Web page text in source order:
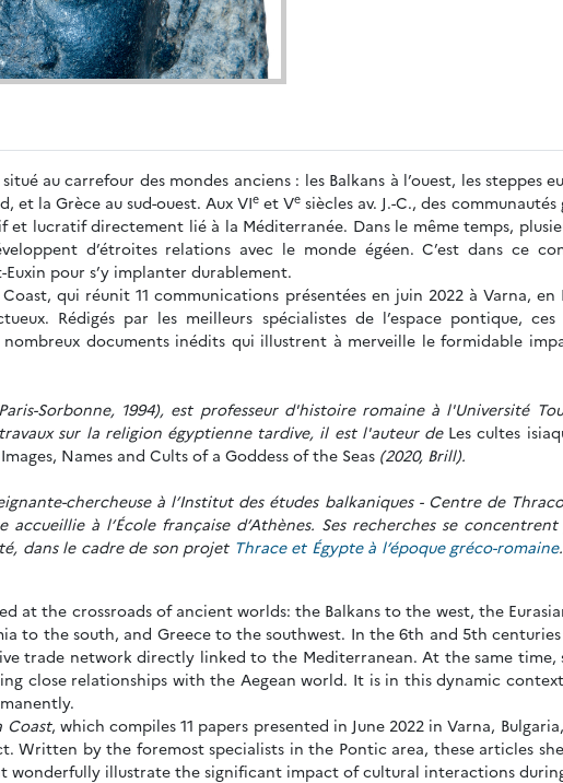
au carrefour des mondes anciens : les Balkans à l’ouest, les steppes
et la Grèce au sud-ouest. Aux VIe et Ve siècles av. J.-C., des
et lucratif directement lié à la Méditerranée. Dans le même temps,
d’étroites relations avec le monde égéen. C’est dans ce
pour s’y implanter durablement.
qui réunit 11 communications présentées en juin 2022 à Varna,
Rédigés par les meilleurs spécialistes de l’espace pontique,
documents inédits qui illustrent à merveille le formidable
Sorbonne, 1994), est professeur d'histoire romaine à l'Université
sur la religion égyptienne tardive, il est l'auteur de Les cultes
Names and Cults of a Goddess of the Seas (2020, Brill).
chercheuse à l’Institut des études balkaniques - Centre de
accueillie à l’École française d’Athènes. Ses recherches se
dans le cadre de son projet Thrace et Égypte à l’époque gréco-romaine
at the crossroads of ancient worlds: the Balkans to the west, the
to the south, and Greece to the southwest. In the 6th and 5th
trade network directly linked to the Mediterranean. At the same time,
close relationships with the Aegean world. It is in this dynamic
Coast, which compiles 11 papers presented in June 2022 in Varna,
Written by the foremost specialists in the Pontic area, these articles
wonderfully illustrate the significant impact of cultural interactions